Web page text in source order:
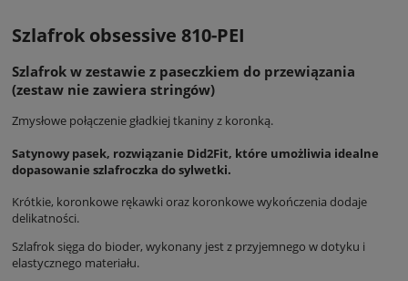
Szlafrok obsessive 810-PEI
Szlafrok w zestawie z paseczkiem do przewiązania
(zestaw nie zawiera stringów)
Zmysłowe połączenie gładkiej tkaniny z koronką.
Satynowy pasek, rozwiązanie Did2Fit, które umożliwia idealne
dopasowanie szlafroczka do sylwetki.
Krótkie, koronkowe rękawki oraz koronkowe wykończenia dodaje
delikatności.
Szlafrok sięga do bioder, wykonany jest z przyjemnego w dotyku i
elastycznego materiału.